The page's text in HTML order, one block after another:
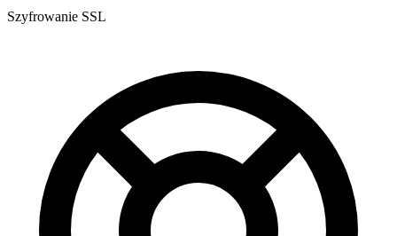
Szyfrowanie SSL